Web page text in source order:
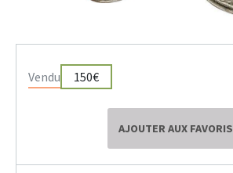
Vendu 150€
AJOUTER AUX FAVORIS